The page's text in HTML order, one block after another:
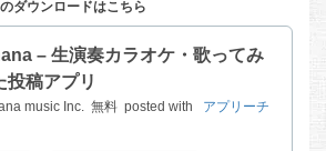
ダウンロードはこちら
– 生演奏カラオケ・歌ってみ
投稿アプリ
music Inc. 無料 posted with アプリーチ